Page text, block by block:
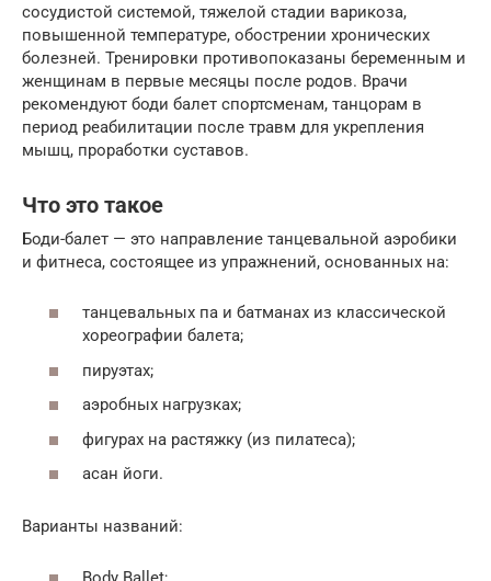
сосудистой системой, тяжелой стадии варикоза,
повышенной температуре, обострении хронических
болезней. Тренировки противопоказаны беременным и
женщинам в первые месяцы после родов. Врачи
рекомендуют боди балет спортсменам, танцорам в
период реабилитации после травм для укрепления
мышц, проработки суставов.
Что это такое
Боди-балет — это направление танцевальной аэробики
и фитнеса, состоящее из упражнений, основанных на:
танцевальных па и батманах из классической
хореографии балета;
пируэтах;
аэробных нагрузках;
фигурах на растяжку (из пилатеса);
асан йоги.
Варианты названий: